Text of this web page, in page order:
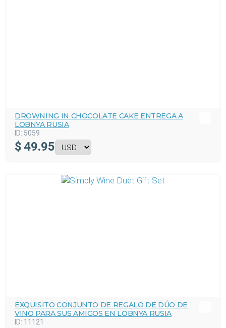
DROWNING IN CHOCOLATE CAKE ENTREGA A
LOBNYA RUSIA
ID: 5059
$ 49.95
EXQUISITO CONJUNTO DE REGALO DE DÚO DE
VINO PARA SUS AMIGOS EN LOBNYA RUSIA
ID: 11121